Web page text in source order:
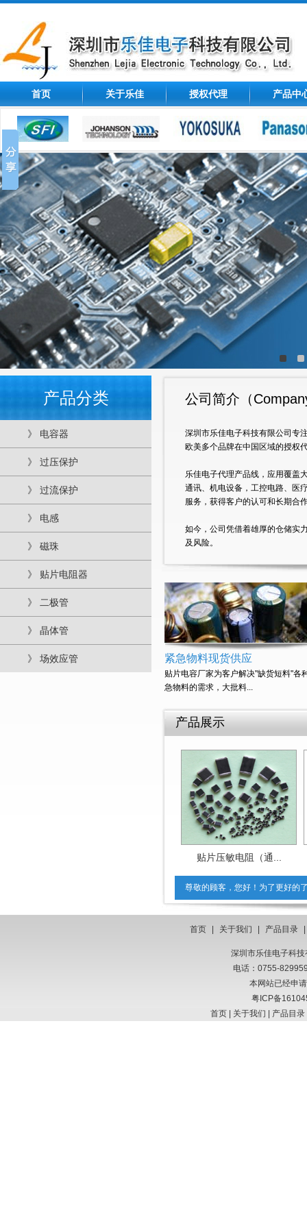
首页 关于乐佳 授权代理 产品中
产品分类
》 电容器
》 过压保护
》 过流保护
》 电感
》 磁珠
》 贴片电阻器
》 二极管
》 晶体管
》 场效应管
公司简介（
深圳市乐佳电子科技有限公司专
欧美多个品牌在中国区域的授权
乐佳电子代理产品线，应用覆盖
通讯、机电设备，工控电路、医
服务，获得客户的认可和长期合
如今，公司凭借着雄厚的仓储实
及风险。
品牌授权代理：
贴片电容：禾伸堂HEC，信昌
压敏电阻：立昌SFI
紧急物料现货供应
贴片电容厂家为客户解决"缺货短料"各
急物料的需求，大批料...
产品展示
贴片压敏电阻（通...
尊敬的顾客，您好！为了更好的
首页 关于我们 产品目录
深圳市乐佳电子科
电话：0755-
本网站已经申
粤ICP备
首页
关于我们 产品目录